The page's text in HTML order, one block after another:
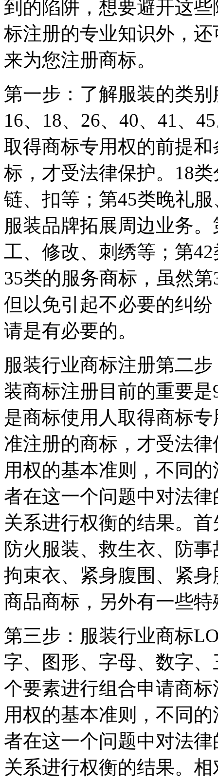
到的陷阱，想要避开这
标注册的专业知识外，
来为您注册商标。
第一步：了解服装的类
16、18、26、40、41、
取得商标专用权的前提
标，才受法律保护。18
链、扣等；第45类晚礼
服装品牌拓展周边业务
工、修改、刺绣等；第
35类的服务商标，虽然
但以免引起不必要的纠
请是有必要的。
服装行业商标注册第二
装商标注册目前的重要
是商标使用人取得商标
准注册的商标，才受法
用权的基本准则，不同
者在这一个问题中对法
关系进行权衡的结果。
防火服装、救生衣、防
拘束衣、紧身腹围、紧
商品商标，另外有一些
第三步：服装行业商标
字、图形、字母、数字
个要素进行组合申请商
用权的基本准则，不同
者在这一个问题中对法
关系进行权衡的结果。